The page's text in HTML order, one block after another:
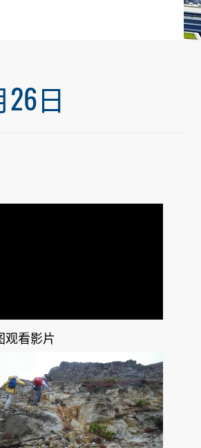
日
观看影片